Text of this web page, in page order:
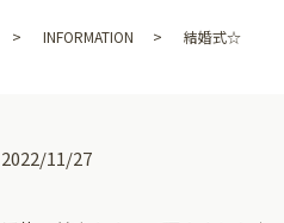
INFORMATION 結婚式☆
2022/11/27